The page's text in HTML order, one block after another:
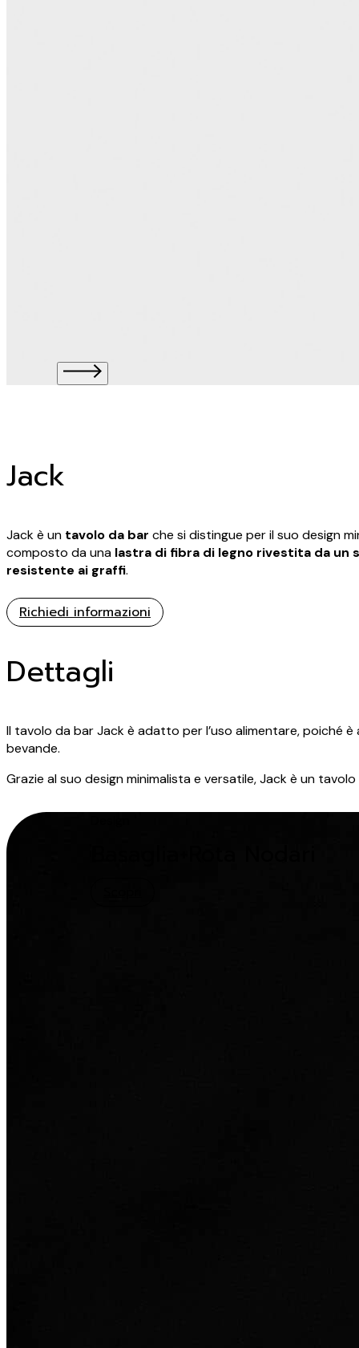
Jack
Jack è un tavolo da bar che si distingue per il suo design
composto da una lastra di fibra di legno rivestita da
resistente ai graffi.
Richiedi informazioni
Dettagli
Il tavolo da bar Jack è adatto per l’uso alimentare, poiché è
bevande.
Grazie al suo design minimalista e versatile, Jack è un